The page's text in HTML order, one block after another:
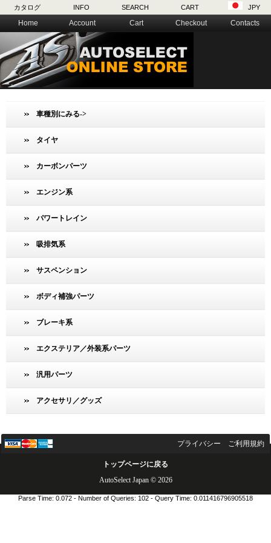
カタログ INFO SEARCH CART JPY
Home Account Cart Checkout Contacts
車種別にみる->
タイヤ
カーボンパーツ
エンジン系
パワートレイン
吸排気系
サスペンション
ボディ補強パーツ
ブレーキ系
エクステリア／外装系パーツ
汎用パーツ
アクセサリ／グッズ
プライバシー ご利用規約
トップページに戻る
AutoSelect Japan © 2026
Parse Time: 0.072 - Number of Queries: 102 - Query Time: 0.011416796905518